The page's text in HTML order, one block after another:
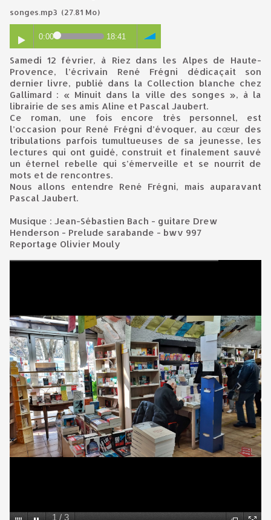
songes.mp3 (27.81 Mo)
0:00 18:41
Samedi 12 février, à Riez dans les Alpes de Haute-
Provence, l’écrivain René Frégni dédicaçait son
dernier livre, publié dans la Collection blanche chez
Gallimard : « Minuit dans la ville des songes », à la
librairie de ses amis Aline et Pascal Jaubert.
Ce roman, une fois encore très personnel, est
l’occasion pour René Frégni d’évoquer, au cœur des
tribulations parfois tumultueuses de sa jeunesse, les
lectures qui ont guidé, construit et finalement sauvé
un éternel rebelle qui s’émerveille et se nourrit de
mots et de rencontres.
Nous allons entendre René Frégni, mais auparavant
Pascal Jaubert.
Musique : Jean-Sébastien Bach - guitare Drew
Henderson - Prelude sarabande - bwv 997
Reportage Olivier Mouly
1 /3